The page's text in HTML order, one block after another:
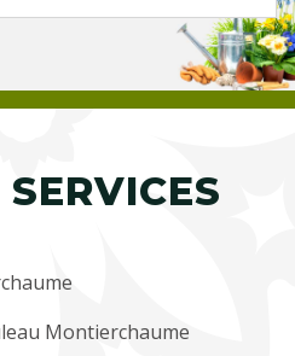
Montierchaume